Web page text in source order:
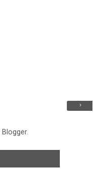
›
Blogger.